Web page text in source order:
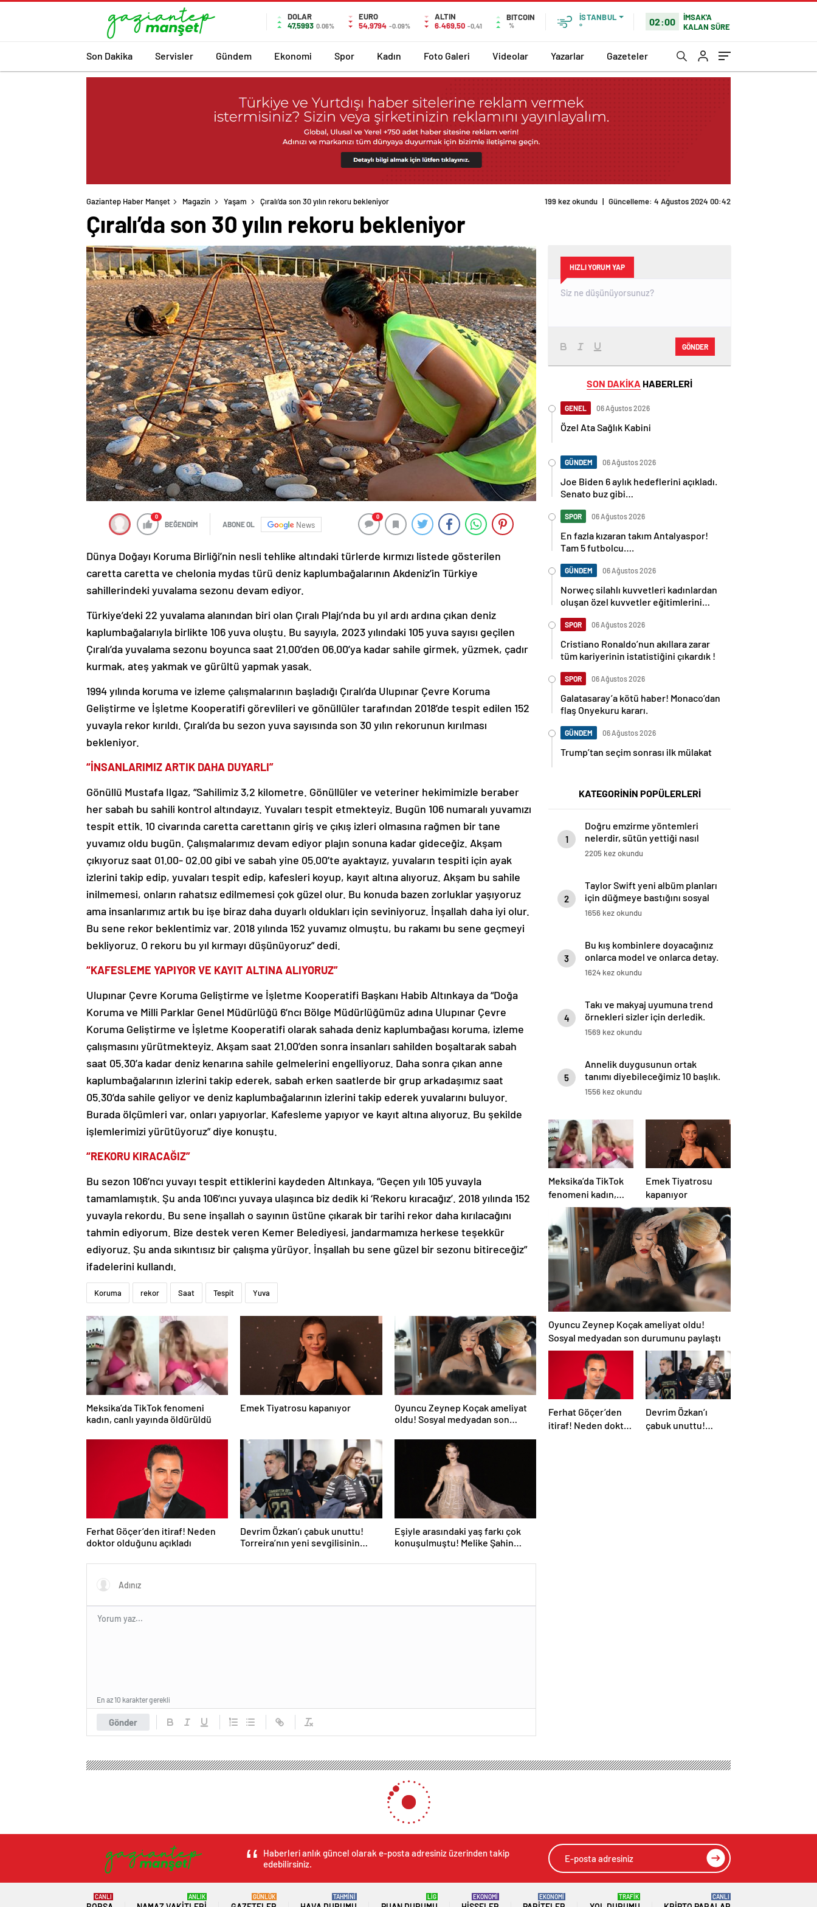
DOLAR
47,5993 0.06%
EURO
54,9794 -0.09%
ALTIN
6.469,50 -0,41
BITCOIN
%
İSTANBUL
°
02:00
İMSAK'A
KALAN SÜRE
Son Dakika Servisler Gündem Ekonomi Spor Kadın Foto Galeri Videolar Yazarlar Gazeteler
Gaziantep Haber Manşet Magazin Yaşam Çıralı’da son 30 yılın rekoru bekleniyor 199 kez okundu | Güncelleme: 4 Ağustos 2024 00:42
Çıralı’da son 30 yılın rekoru bekleniyor
0
BEĞENDİM ABONE OL News
0
Dünya Doğayı Koruma Birliği’nin nesli tehlike altındaki türlerde kırmızı listede gösterilen
caretta caretta ve chelonia mydas türü deniz kaplumbağalarının Akdeniz’in Türkiye
sahillerindeki yuvalama sezonu devam ediyor.
Türkiye’deki 22 yuvalama alanından biri olan Çıralı Plajı’nda bu yıl ardı ardına çıkan deniz
kaplumbağalarıyla birlikte 106 yuva oluştu. Bu sayıyla, 2023 yılındaki 105 yuva sayısı geçilen
Çıralı’da yuvalama sezonu boyunca saat 21.00’den 06.00’ya kadar sahile girmek, yüzmek, çadır
kurmak, ateş yakmak ve gürültü yapmak yasak.
1994 yılında koruma ve izleme çalışmalarının başladığı Çıralı’da Ulupınar Çevre Koruma
Geliştirme ve İşletme Kooperatifi görevlileri ve gönüllüler tarafından 2018’de tespit edilen 152
yuvayla rekor kırıldı. Çıralı’da bu sezon yuva sayısında son 30 yılın rekorunun kırılması
bekleniyor.
“İNSANLARIMIZ ARTIK DAHA DUYARLI”
Gönüllü Mustafa Ilgaz, “Sahilimiz 3,2 kilometre. Gönüllüler ve veteriner hekimimizle beraber
her sabah bu sahili kontrol altındayız. Yuvaları tespit etmekteyiz. Bugün 106 numaralı yuvamızı
tespit ettik. 10 civarında caretta carettanın giriş ve çıkış izleri olmasına rağmen bir tane
yuvamız oldu bugün. Çalışmalarımız devam ediyor plajın sonuna kadar gideceğiz. Akşam
çıkıyoruz saat 01.00- 02.00 gibi ve sabah yine 05.00’te ayaktayız, yuvaların tespiti için ayak
izlerini takip edip, yuvaları tespit edip, kafesleri koyup, kayıt altına alıyoruz. Akşam bu sahile
inilmemesi, onların rahatsız edilmemesi çok güzel olur. Bu konuda bazen zorluklar yaşıyoruz
ama insanlarımız artık bu işe biraz daha duyarlı oldukları için seviniyoruz. İnşallah daha iyi olur.
Bu sene rekor beklentimiz var. 2018 yılında 152 yuvamız olmuştu, bu rakamı bu sene geçmeyi
bekliyoruz. O rekoru bu yıl kırmayı düşünüyoruz” dedi.
“KAFESLEME YAPIYOR VE KAYIT ALTINA ALIYORUZ”
Ulupınar Çevre Koruma Geliştirme ve İşletme Kooperatifi Başkanı Habib Altınkaya da “Doğa
Koruma ve Milli Parklar Genel Müdürlüğü 6’ncı Bölge Müdürlüğümüz adına Ulupınar Çevre
Koruma Geliştirme ve İşletme Kooperatifi olarak sahada deniz kaplumbağası koruma, izleme
çalışmasını yürütmekteyiz. Akşam saat 21.00’den sonra insanları sahilden boşaltarak sabah
saat 05.30’a kadar deniz kenarına sahile gelmelerini engelliyoruz. Daha sonra çıkan anne
kaplumbağalarının izlerini takip ederek, sabah erken saatlerde bir grup arkadaşımız saat
05.30’da sahile geliyor ve deniz kaplumbağalarının izlerini takip ederek yuvalarını buluyor.
Burada ölçümleri var, onları yapıyorlar. Kafesleme yapıyor ve kayıt altına alıyoruz. Bu şekilde
işlemlerimizi yürütüyoruz” diye konuştu.
“REKORU KIRACAĞIZ”
Bu sezon 106’ncı yuvayı tespit ettiklerini kaydeden Altınkaya, “Geçen yılı 105 yuvayla
tamamlamıştık. Şu anda 106’ıncı yuvaya ulaşınca biz dedik ki ‘Rekoru kıracağız’. 2018 yılında 152
yuvayla rekordu. Bu sene inşallah o sayının üstüne çıkarak bir tarihi rekor daha kırılacağını
tahmin ediyorum. Bize destek veren Kemer Belediyesi, jandarmamıza herkese teşekkür
ediyoruz. Şu anda sıkıntısız bir çalışma yürüyor. İnşallah bu sene güzel bir sezonu bitireceğiz”
ifadelerini kullandı.
Koruma rekor Saat Tespit Yuva
Meksika’da TikTok fenomeni
kadın, canlı yayında öldürüldü
Emek Tiyatrosu kapanıyor
Oyuncu Zeynep Koçak ameliyat
oldu! Sosyal medyadan son
Ferhat Göçer’den itiraf! Neden
doktor olduğunu açıkladı
Devrim Özkan’ı çabuk unuttu!
Torreira’nın yeni sevgilisinin
Eşiyle arasındaki yaş farkı çok
konuşulmuştu! Melike Şahin
Gönder
En az 10 karakter gerekli
HIZLI YORUM YAP
GÖNDER
SON DAKİKA HABERLERİ
GENEL 06 Ağustos 2026
Özel Ata Sağlık Kabini
GÜNDEM 06 Ağustos 2026
Joe Biden 6 aylık hedeflerini açıkladı.
Senato buz gibi…
SPOR 06 Ağustos 2026
En fazla kızaran takım Antalyaspor!
Tam 5 futbolcu….
GÜNDEM 06 Ağustos 2026
Norweç silahlı kuvvetleri kadınlardan
oluşan özel kuvvetler eğitimlerini
SPOR 06 Ağustos 2026
Cristiano Ronaldo’nun akıllara zarar
tüm kariyerinin istatistiğini çıkardık !
SPOR 06 Ağustos 2026
Galatasaray’a kötü haber! Monaco’dan
flaş Onyekuru kararı.
GÜNDEM 06 Ağustos 2026
Trump’tan seçim sonrası ilk mülakat
KATEGORİNİN POPÜLERLERİ
1
Doğru emzirme yöntemleri
nelerdir, sütün yettiği nasıl
anlaşılır?
2205 kez okundu
2
Taylor Swift yeni albüm planları
için düğmeye bastığını sosyal
medyadan duyurdu!
1656 kez okundu
3
Bu kış kombinlere doyacağınız
onlarca model ve onlarca detay.
1624 kez okundu
4
Takı ve makyaj uyumuna trend
örnekleri sizler için derledik.
1569 kez okundu
5
Annelik duygusunun ortak
tanımı diyebileceğimiz 10 başlık.
1556 kez okundu
Meksika’da TikTok
fenomeni kadın,
canlı yayında
öldürüldü
Emek Tiyatrosu
kapanıyor
Oyuncu Zeynep Koçak ameliyat oldu!
Sosyal medyadan son durumunu paylaştı
Ferhat Göçer’den
itiraf! Neden doktor
Devrim Özkan’ı
çabuk unuttu!
Haberleri anlık güncel olarak e-posta adresiniz üzerinden takip
edebilirsiniz.
CANLI ANLIK GÜNLÜK TAHMİNİ LİG EKONOMİ EKONOMİ TRAFİK CANLI